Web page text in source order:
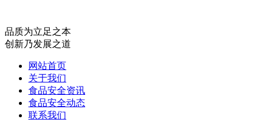
品质为立足之本
创新乃发展之道
网站首页
关于我们
食品安全资讯
食品安全动态
联系我们